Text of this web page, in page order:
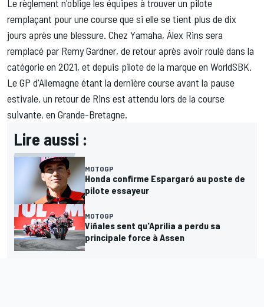
Le règlement n'oblige les équipes à trouver un pilote
remplaçant pour une course que si elle se tient plus de dix
jours après une blessure. Chez Yamaha, Álex Rins sera
remplacé par Remy Gardner, de retour après avoir roulé dans la
catégorie en 2021, et depuis pilote de la marque en WorldSBK.
Le GP d'Allemagne étant la dernière course avant la pause
estivale, un retour de Rins est attendu lors de la course
suivante, en Grande-Bretagne.
Lire aussi :
MOTOGP
Honda confirme Espargaró au poste de
pilote essayeur
MOTOGP
Viñales sent qu'Aprilia a perdu sa
principale force à Assen